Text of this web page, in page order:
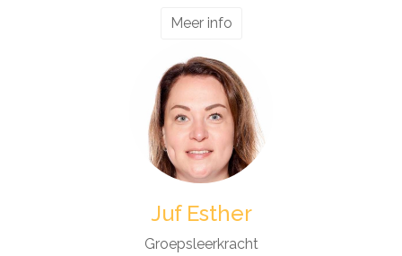
Meer info
Juf Esther
Groepsleerkracht